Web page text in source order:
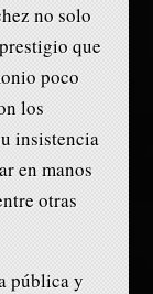
no solo
que
poco
los
insistencia
en manos
otras
pública y